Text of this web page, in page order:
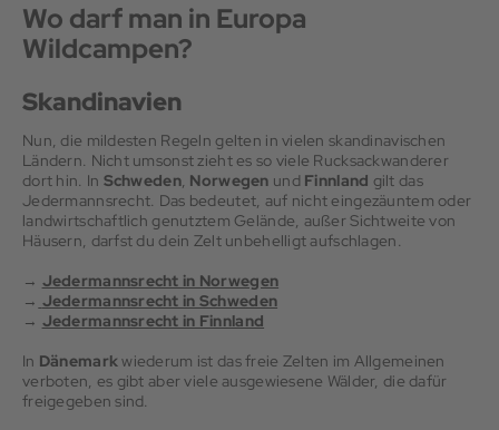
Wo darf man in Europa
Wildcampen?
Skandinavien
Nun, die mildesten Regeln gelten in vielen skandinavischen
Ländern. Nicht umsonst zieht es so viele Rucksackwanderer
dort hin. In Schweden, Norwegen und Finnland gilt das
Jedermannsrecht. Das bedeutet, auf nicht eingezäuntem oder
landwirtschaftlich genutztem Gelände, außer Sichtweite von
Häusern, darfst du dein Zelt unbehelligt aufschlagen.
→ Jedermannsrecht in Norwegen
→ Jedermannsrecht in Schweden
→ Jedermannsrecht in Finnland
In Dänemarkwiederum ist das freie Zelten im Allgemeinen
verboten, es gibt aber viele ausgewiesene Wälder, die dafür
freigegeben sind.